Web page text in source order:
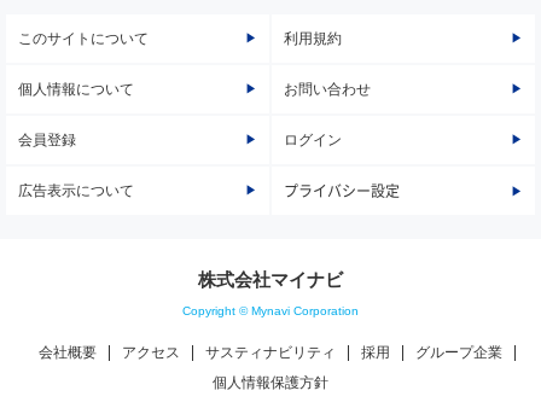
このサイトについて 利用規約
個人情報について お問い合わせ
会員登録 ログイン
広告表示について プライバシー設定
株式会社マイナビ
Copyright © Mynavi Corporation
会社概要 アクセス サスティナビリティ 採用
グループ企業
個人情報保護方針